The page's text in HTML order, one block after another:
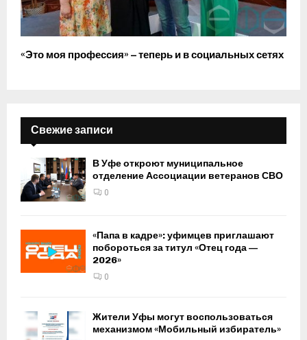
«Это моя профессия» – теперь и в социальных сетях
Свежие записи
В Уфе откроют муниципальное
отделение Ассоциации ветеранов СВО
0
«Папа в кадре»: уфимцев приглашают
побороться за титул «Отец года —
2026»
0
Жители Уфы могут воспользоваться
механизмом «Мобильный избиратель»